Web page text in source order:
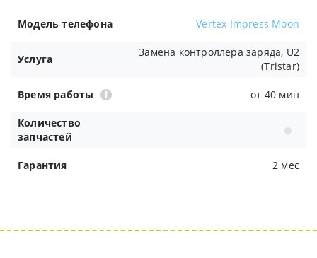
Модель телефона Vertex Impress Moon
Услуга
Замена контроллера заряда, U2
(Tristar)
Время работы от 40 мин
Количество
запчастей
-
Гарантия 2 мес